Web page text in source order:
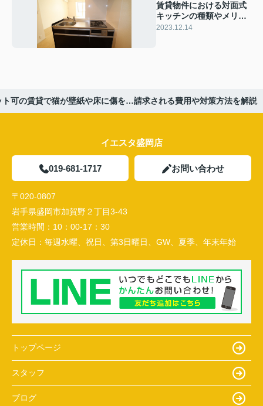
賃貸物件における対面式
キッチンの種類やメリッ
トについてご紹介
2023.12.14
ト可の賃貸で猫が壁紙や床に傷を…請求される費用や対策方法を解説
イエスタ盛岡店
019-681-1717 お問い合わせ
〒020-0807
岩手県盛岡市加賀野２丁目3-43
営業時間： 10：00-17：30
定休日： 毎週水曜、祝日、第3日曜日、GW、夏季、年末年始
トップページ
スタッフ
ブログ